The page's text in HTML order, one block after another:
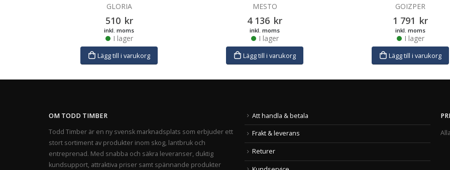
GLORIA
510 kr
inkl. moms
I lager
Lägg till i varukorg
MESTO
4 136 kr
inkl. moms
I lager
Lägg till i varukorg
GOIZPER
1 791 kr
inkl. moms
I lager
Lägg till i varukorg
OM TODD TIMBER
Todd Timber är en ny svensk marknadsplats som erbjuder ett
stort sortiment av produkter inom skog, lantbruk och
entreprenad. Med snabba och säkra leveranser, duktig
kundsupport, attraktiva priser samt spännande produkter
Att handla & betala
Frakt & leverans
Returer